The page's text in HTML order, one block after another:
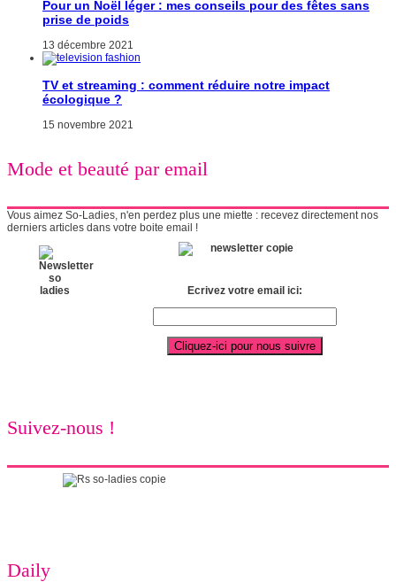
Pour un Noël léger : mes conseils pour des fêtes sans
prise de poids
13 décembre 2021
TV et streaming : comment réduire notre impact
écologique ?
15 novembre 2021
Mode et beauté par email
Vous aimez So-Ladies, n'en perdez plus une miette : recevez directement nos
derniers articles dans votre boite email !
Ecrivez votre email ici:
Suivez-nous !
Daily